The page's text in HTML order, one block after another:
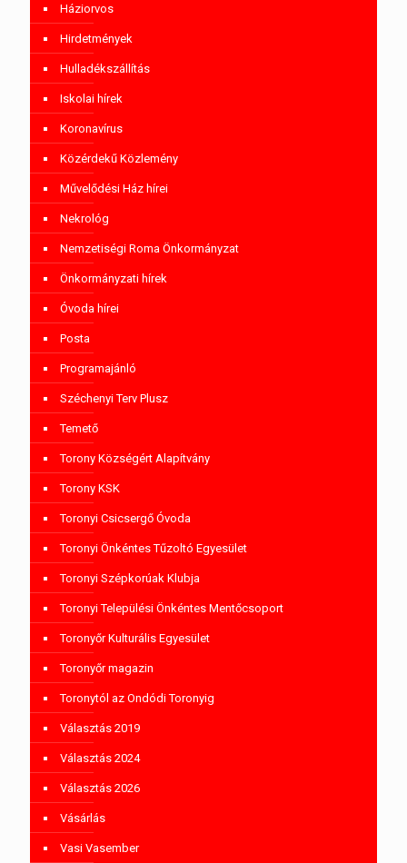
Háziorvos
Hirdetmények
Hulladékszállítás
Iskolai hírek
Koronavírus
Közérdekű Közlemény
Művelődési Ház hírei
Nekrológ
Nemzetiségi Roma Önkormányzat
Önkormányzati hírek
Óvoda hírei
Posta
Programajánló
Széchenyi Terv Plusz
Temető
Torony Községért Alapítvány
Torony KSK
Toronyi Csicsergő Óvoda
Toronyi Önkéntes Tűzoltó Egyesület
Toronyi Szépkorúak Klubja
Toronyi Települési Önkéntes Mentőcsoport
Toronyőr Kulturális Egyesület
Toronyőr magazin
Toronytól az Ondódi Toronyig
Választás 2019
Választás 2024
Választás 2026
Vásárlás
Vasi Vasember